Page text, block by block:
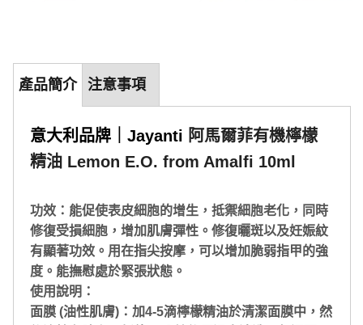
產品簡介 注意事項
意大利品牌｜Jayanti 阿馬爾菲有機檸檬
精油 Lemon E.O. from Amalfi 10ml
功效：能促使表皮細胞的增生，抵禦細胞老化，同時
修復受損細胞，增加肌膚彈性。修復曬斑以及妊娠紋
有顯著功效。用在指尖按摩，可以增加脆弱指甲的強
度。能撫慰處於緊張狀態。
使用說明：
面膜 (油性肌膚)：加4-5滴檸檬精油於清潔面膜中，然